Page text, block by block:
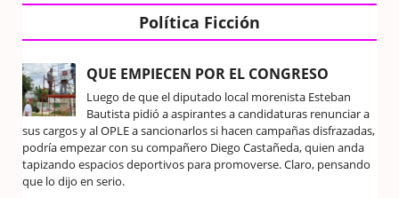
Política Ficción
QUE EMPIECEN POR EL CONGRESO
Luego de que el diputado local morenista Esteban
Bautista pidió a aspirantes a candidaturas renunciar a
sus cargos y al OPLE a sancionarlos si hacen campañas disfrazadas,
podría empezar con su compañero Diego Castañeda, quien anda
tapizando espacios deportivos para promoverse. Claro, pensando
que lo dijo en serio.